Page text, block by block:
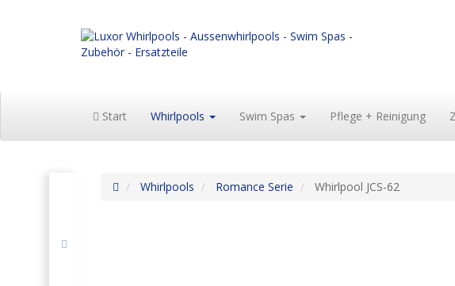
Start Whirlpools Swim Spas Pflege + Reinigung
Whirlpools Romance Serie Whirlpool JCS-62